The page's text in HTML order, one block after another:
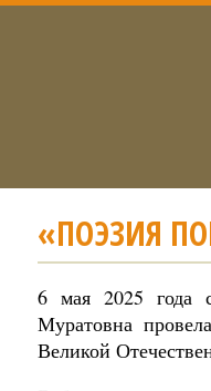
«ПОЭЗИЯ
6 мая 2025 года
Муратовна
Великой